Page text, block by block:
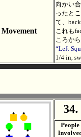
Movement
向かい
ったと
て、
これも
ころか
“Left
1/4 in,
People